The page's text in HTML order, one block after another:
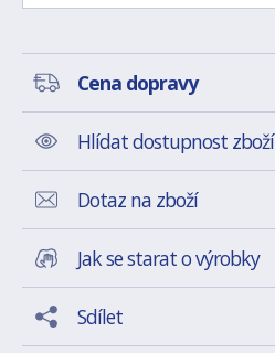
Cena dopravy
Hlídat dostupnost zboží
Dotaz na zboží
Jak se starat o výrobky
Sdílet